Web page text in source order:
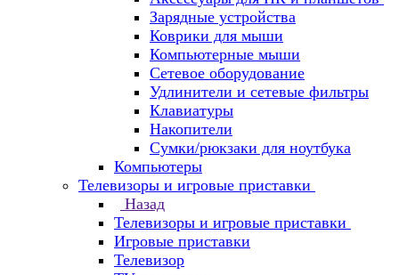
Зарядные устройства
Коврики для мыши
Компьютерные мыши
Сетевое оборудование
Удлинители и сетевые фильтры
Клавиатуры
Накопители
Сумки/рюкзаки для ноутбука
Компьютеры
Телевизоры и игровые приставки
Назад
Телевизоры и игровые приставки
Игровые приставки
Телевизор